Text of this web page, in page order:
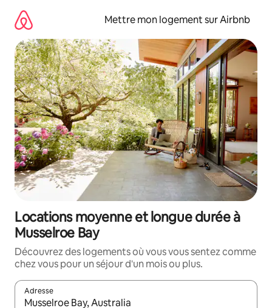
directement
contenu
Mettre mon logement sur Airbnb
Locations moyenne et longue durée à
Musselroe Bay
Découvrez des logements où vous vous sentez comme
chez vous pour un séjour d'un mois ou plus.
Adresse
Lorsque les résultats s'affichent, utilisez les flèches vers le